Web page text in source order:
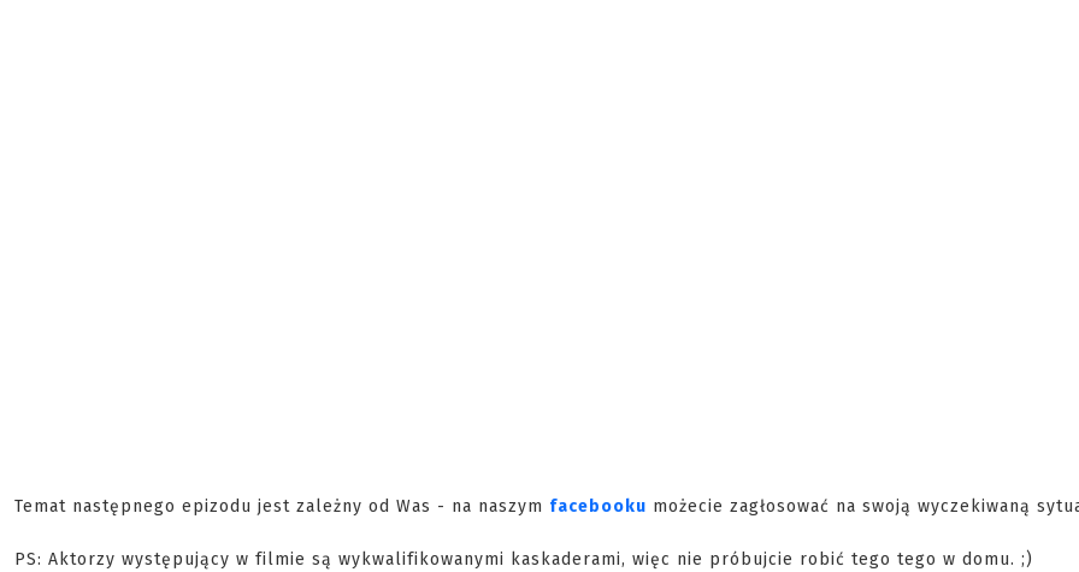
Temat następnego epizodu jest zależny od Was - na naszym facebooku możecie zagłosować na swoją wyczekiwaną
PS: Aktorzy występujący w filmie są wykwalifikowanymi kaskaderami, więc nie próbujcie robić tego tego w domu. ;)